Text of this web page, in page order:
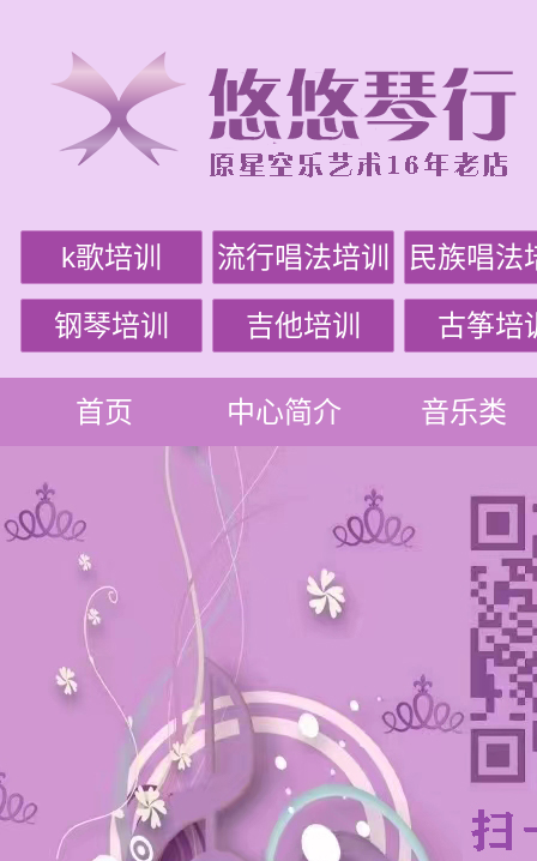
k歌培训 流行唱法培训 民族唱法
钢琴培训 吉他培训 古筝培
首页 中心简介 音乐类